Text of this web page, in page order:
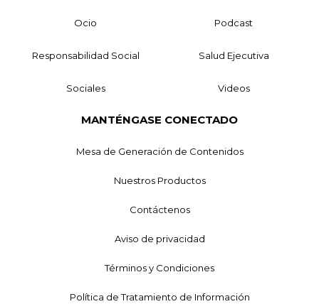
Ocio Podcast
Responsabilidad Social Salud Ejecutiva
Sociales Videos
MANTÉNGASE CONECTADO
Mesa de Generación de Contenidos
Nuestros Productos
Contáctenos
Aviso de privacidad
Términos y Condiciones
Política de Tratamiento de Información